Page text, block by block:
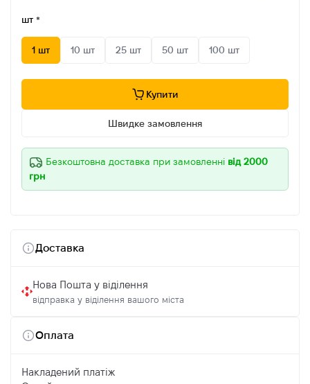
шт
1 шт 10 шт 25 шт 50 шт 100 шт
Купити
Швидке замовлення
Безкоштовна доставка при замовленні від 2000
грн
Доставка
Нова Пошта у віділення
відправка у віділення вашого міста
Оплата
Накладений платіж